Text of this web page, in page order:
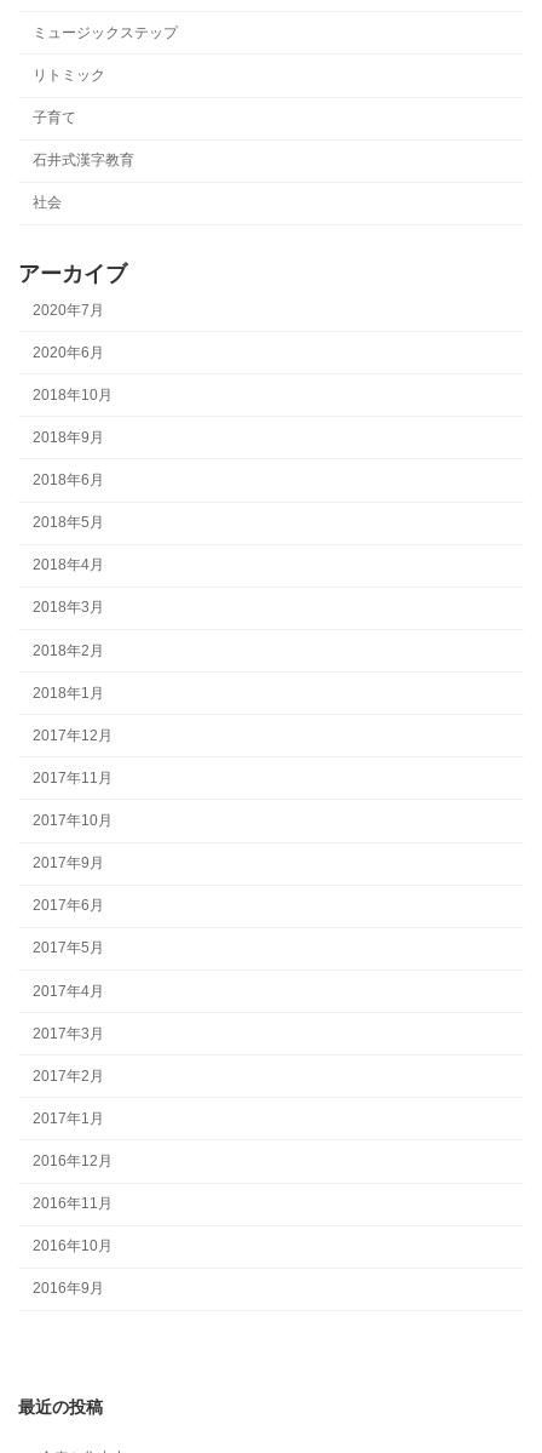
ミュージックステップ
リトミック
子育て
石井式漢字教育
社会
アーカイブ
2020年7月
2020年6月
2018年10月
2018年9月
2018年6月
2018年5月
2018年4月
2018年3月
2018年2月
2018年1月
2017年12月
2017年11月
2017年10月
2017年9月
2017年6月
2017年5月
2017年4月
2017年3月
2017年2月
2017年1月
2016年12月
2016年11月
2016年10月
2016年9月
最近の投稿